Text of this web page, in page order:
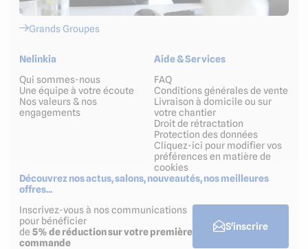
Grands Groupes
Nelinkia
Qui sommes-nous
Une équipe à votre écoute
Nos valeurs & nos
engagements
Aide & Services
FAQ
Conditions générales de vente
Livraison à domicile ou sur
votre chantier
Droit de rétractation
Protection des données
Cliquez-ici pour modifier vos
préférences en matière de
cookies
Découvrez nos actus, salons, nouveautés, nos meilleures
offres...
Inscrivez-vous à nos communications
pour bénéficier
de 5% de réduction sur votre première
commande
S'inscrire